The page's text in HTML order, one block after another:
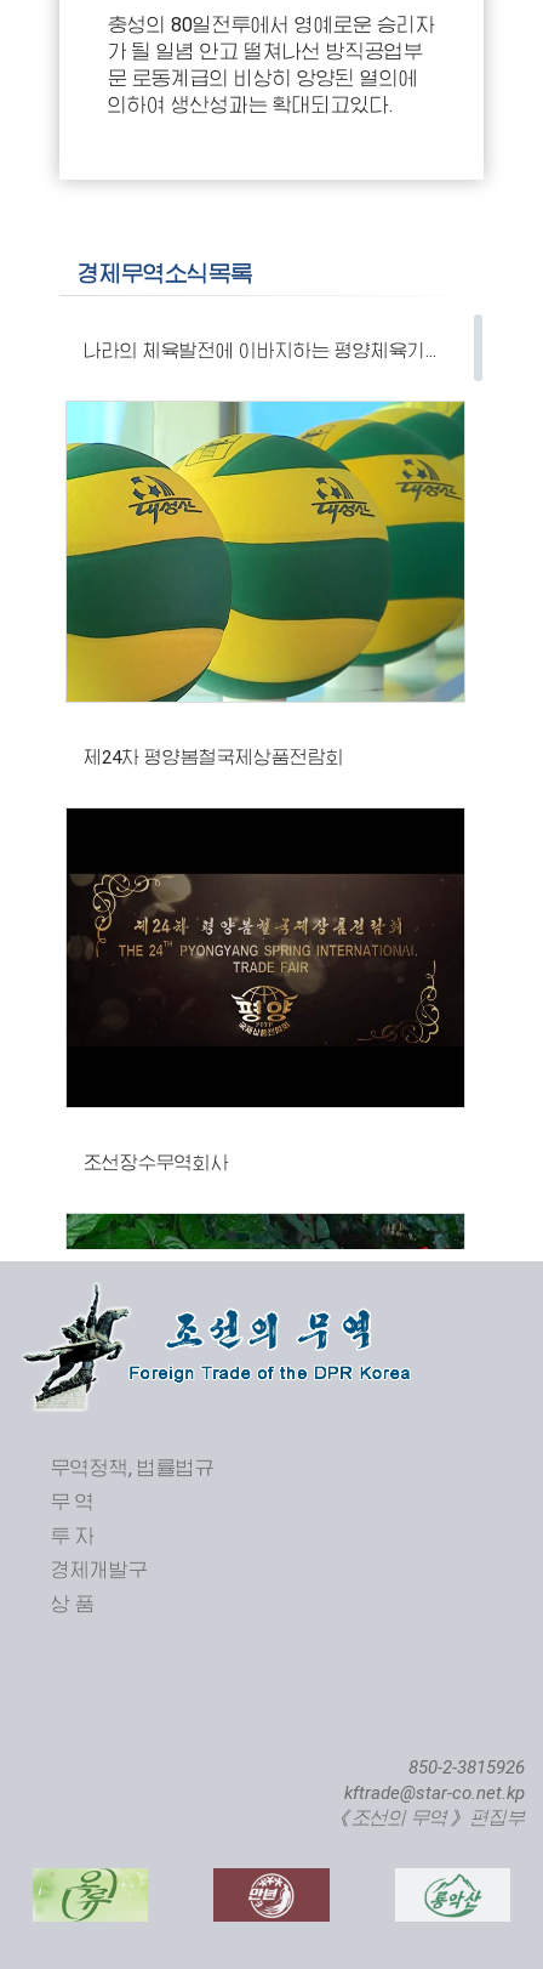
충성의 80일전투에서 영예로운 승리자
가 될 일념 안고 떨쳐나선 방직공업부
문 로동계급의 비상히 앙양된 열의에
의하여 생산성과는 확대되고있다.
경제무역소식목록
나라의 체육발전에 이바지하는 평양체육기자재공장
제24차 평양봄철국제상품전람회
조선장수무역회사
제24차 평양봄철국제상품전람회 개막
무역정책, 법률법규
무 역
투 자
경제개발구
상 품
850-2-3815926
kftrade@star-co.net.kp
《조선의 무역》 편집부